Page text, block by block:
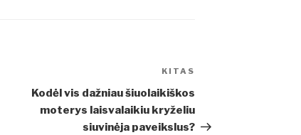
KITAS
Kodėl vis dažniau šiuolaikiškos
moterys laisvalaikiu kryželiu
siuvinėja paveikslus?